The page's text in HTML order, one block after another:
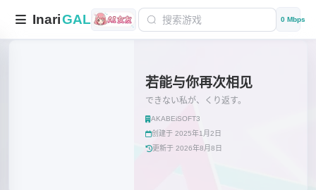
InariGAL 0 Mbps
若能与你再次相见
できない私が、くり返す。
AKABEiSOFT3
创建于 2025年1月2日
更新于 2026年8月8日